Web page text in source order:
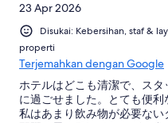
23 Apr 2026
Disukai: Kebersihan, staf &
properti
Terjemahkan dengan Google
ホテルはどこも清潔で、ス
に過ごせました。とても便利
私はあまり飲み物が必要な